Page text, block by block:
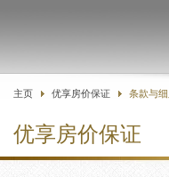
主页 优享房价保证 条款与
优享房价保证